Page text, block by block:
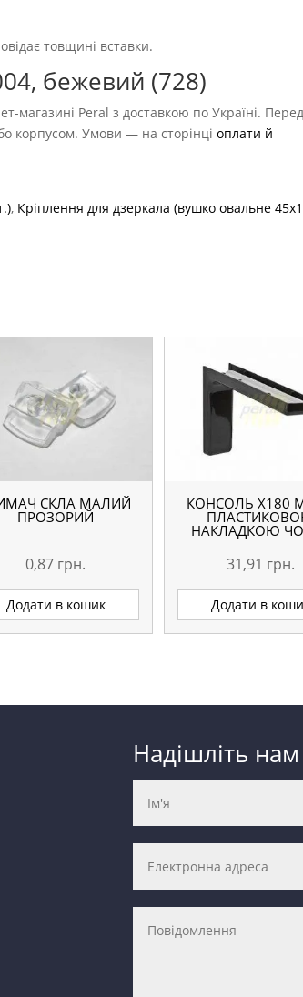
товщині вставки.
бежевий (728)
магазині Peral з доставкою по Україні.
корпусом. Умови — на сторінціоплати й
, Кріплення для дзеркала (вушко овальне
СКЛА МАЛИЙ
ПРОЗОРИЙ
0,87 грн.
Додати в кошик
КОНСОЛЬ Х180
НАКЛАДКОЮ
31,91 грн.
Додати в
Надішліть